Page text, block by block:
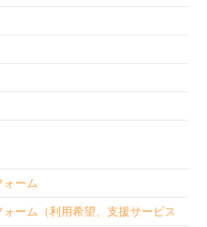
ーム
ーム（利用希望、支援サービス